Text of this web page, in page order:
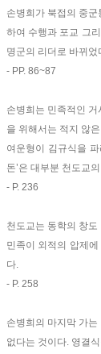
손병희가 북접의 중
하여 수행과 포교 그
명군의 리더로 바뀌
- PP. 86~87
손병희는 민족적인
을 위해서는 적지 않
여운형이 김규식을
돈’은 대부분 천도교
- P. 236
천도교는 동학의 창도
민족이 외적의 압제
다.
- P. 258
손병희의 마지막 가
없다는 것이다. 영결